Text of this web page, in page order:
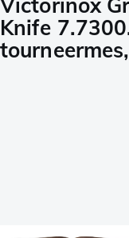
Victorinox
Knife